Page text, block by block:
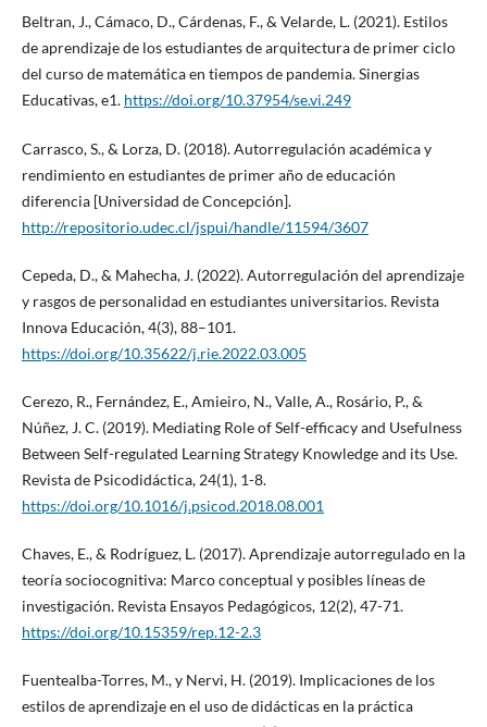
Beltran, J., Cámaco, D., Cárdenas, F., & Velarde, L. (2021). Estilos
de aprendizaje de los estudiantes de arquitectura de primer ciclo
del curso de matemática en tiempos de pandemia. Sinergias
Educativas, e1. https://doi.org/10.37954/se.vi.249
Carrasco, S., & Lorza, D. (2018). Autorregulación académica y
rendimiento en estudiantes de primer año de educación
diferencia [Universidad de Concepción].
http://repositorio.udec.cl/jspui/handle/11594/3607
Cepeda, D., & Mahecha, J. (2022). Autorregulación del aprendizaje
y rasgos de personalidad en estudiantes universitarios. Revista
Innova Educación, 4(3), 88–101.
https://doi.org/10.35622/j.rie.2022.03.005
Cerezo, R., Fernández, E., Amieiro, N., Valle, A., Rosário, P., &
Núñez, J. C. (2019). Mediating Role of Self-efficacy and Usefulness
Between Self-regulated Learning Strategy Knowledge and its Use.
Revista de Psicodidáctica, 24(1), 1-8.
https://doi.org/10.1016/j.psicod.2018.08.001
Chaves, E., & Rodríguez, L. (2017). Aprendizaje autorregulado en la
teoría sociocognitiva: Marco conceptual y posibles líneas de
investigación. Revista Ensayos Pedagógicos, 12(2), 47-71.
https://doi.org/10.15359/rep.12-2.3
Fuentealba-Torres, M., y Nervi, H. (2019). Implicaciones de los
estilos de aprendizaje en el uso de didácticas en la práctica